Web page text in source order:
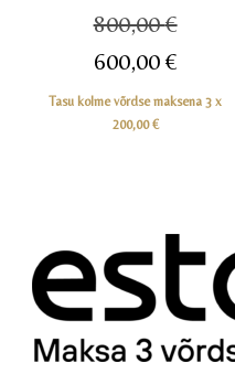
800,00€
600,00 €
hind
Tasu kolme võrdse maksena 3 x
200,00€